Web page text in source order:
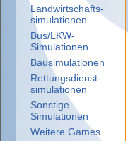
Landwirtschafts-
simulationen
Bus/LKW-
Simulationen
Bausimulationen
Rettungsdienst-
simulationen
Sonstige
Simulationen
Weitere Games